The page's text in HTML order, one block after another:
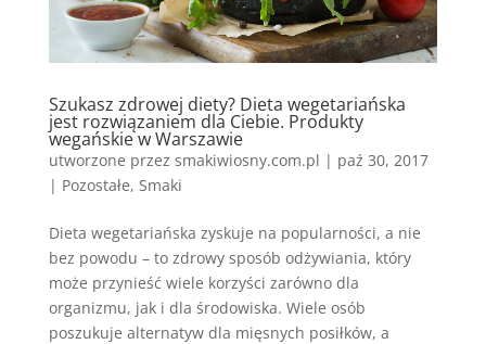
Szukasz zdrowej diety? Dieta wegetariańska
jest rozwiązaniem dla Ciebie. Produkty
wegańskie w Warszawie
utworzone przez smakiwiosny.com.pl | paź 30, 2017
| Pozostałe, Smaki
Dieta wegetariańska zyskuje na popularności, a nie
bez powodu – to zdrowy sposób odżywiania, który
może przynieść wiele korzyści zarówno dla
organizmu, jak i dla środowiska. Wiele osób
poszukuje alternatyw dla mięsnych posiłków, a